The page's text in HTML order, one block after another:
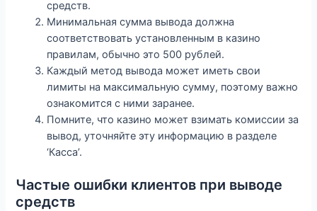
средств.
Минимальная сумма вывода должна
соответствовать установленным в казино
правилам, обычно это 500 рублей.
Каждый метод вывода может иметь свои
лимиты на максимальную сумму, поэтому важно
ознакомится с ними заранее.
Помните, что казино может взимать комиссии за
вывод, уточняйте эту информацию в разделе
‘Касса’.
Частые ошибки клиентов при выводе
средств